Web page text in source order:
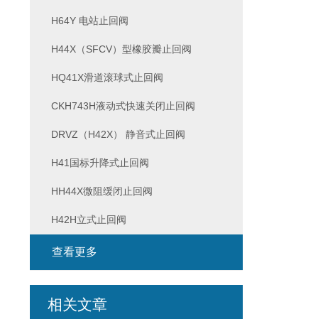
H64Y 电站止回阀
H44X（SFCV）型橡胶瓣止回阀
HQ41X滑道滚球式止回阀
CKH743H液动式快速关闭止回阀
DRVZ（H42X） 静音式止回阀
H41国标升降式止回阀
HH44X微阻缓闭止回阀
H42H立式止回阀
查看更多
相关文章